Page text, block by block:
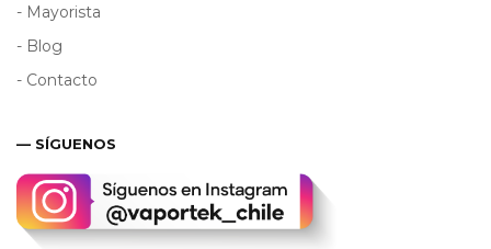
- Mayorista
- Blog
- Contacto
— SÍGUENOS